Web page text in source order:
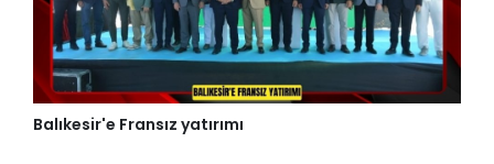
Balıkesir'e Fransız yatırımı